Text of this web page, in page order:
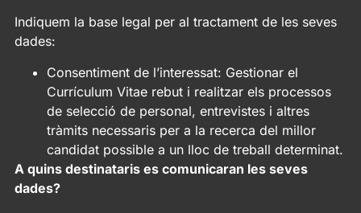
Indiquem la base legal per al tractament de les seves
dades:
Consentiment de l’interessat: Gestionar el
Currículum Vitae rebut i realitzar els processos
de selecció de personal, entrevistes i altres
tràmits necessaris per a la recerca del millor
candidat possible a un lloc de treball determinat.
A quins destinataris es comunicaran les seves
dades?